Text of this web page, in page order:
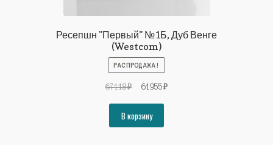
Ресепшн "Первый" №1Б, Дуб Венге
(Westcom)
РАСПРОДАЖА!
67118₽
Первоначальная
составляла
67118₽.
61955₽Текущая
В корзину